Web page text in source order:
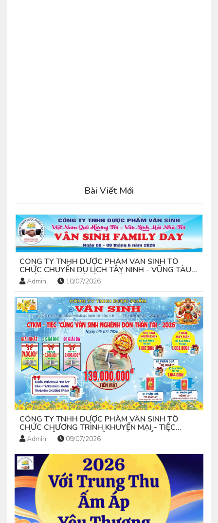
Bài Viết Mới
CÔNG TY TNHH DƯỢC PHẨM VÂN SINH TỔ
CHỨC CHUYẾN DU LỊCH TÂY NINH - VŨNG TÀU
(NGÀY 08-09 THÁNG 06 NĂM 2026)
Admin 10/07/2026
CÔNG TY TNHH DƯỢC PHẨM VÂN SINH TỔ
CHỨC CHƯƠNG TRÌNH KHUYẾN MẠI - TIỆC
"CÙNG VÂN SINH NGHÊNH ĐÓN THẦN TÀI-
2026"
Admin 09/07/2026